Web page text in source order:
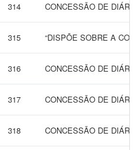
314 CONCESSÃO DE
315 “DISPÕE SOBRE A
316 CONCESSÃO DE
317 CONCESSÃO DE
318 CONCESSÃO DE